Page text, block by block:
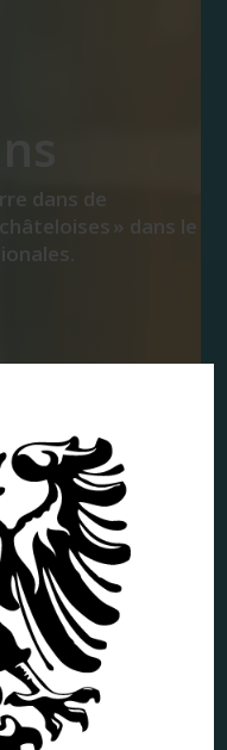
dans de
» dans le